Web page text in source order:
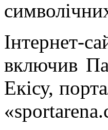
Інтернет-
включив
Екісу,